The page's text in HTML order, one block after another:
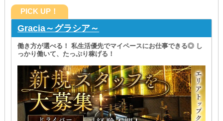
PICK UP！
Gracia～グラシア～
働き方が選べる！ 私生活優先でマイペースにお仕事できる◎ し
っかり働いて、たっぷり稼げる！